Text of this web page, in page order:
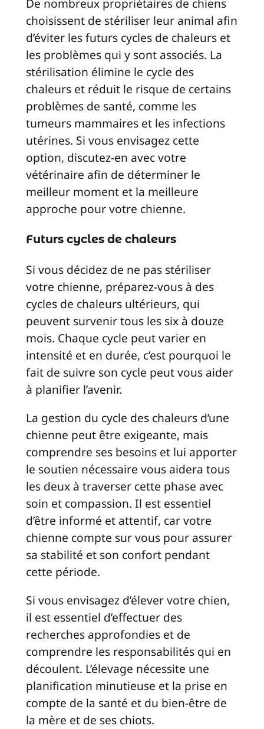
De nombreux propriétaires de chiens
choisissent de stériliser leur animal afin
d’éviter les futurs cycles de chaleurs et
les problèmes qui y sont associés. La
stérilisation élimine le cycle des
chaleurs et réduit le risque de certains
problèmes de santé, comme les
tumeurs mammaires et les infections
utérines. Si vous envisagez cette
option, discutez-en avec votre
vétérinaire afin de déterminer le
meilleur moment et la meilleure
approche pour votre chienne.
Futurs cycles de chaleurs
Si vous décidez de ne pas stériliser
votre chienne, préparez-vous à des
cycles de chaleurs ultérieurs, qui
peuvent survenir tous les six à douze
mois. Chaque cycle peut varier en
intensité et en durée, c’est pourquoi le
fait de suivre son cycle peut vous aider
à planifier l’avenir.
La gestion du cycle des chaleurs d’une
chienne peut être exigeante, mais
comprendre ses besoins et lui apporter
le soutien nécessaire vous aidera tous
les deux à traverser cette phase avec
soin et compassion. Il est essentiel
d’être informé et attentif, car votre
chienne compte sur vous pour assurer
sa stabilité et son confort pendant
cette période.
Si vous envisagez d’élever votre chien,
il est essentiel d’effectuer des
recherches approfondies et de
comprendre les responsabilités qui en
découlent. L’élevage nécessite une
planification minutieuse et la prise en
compte de la santé et du bien-être de
la mère et de ses chiots.